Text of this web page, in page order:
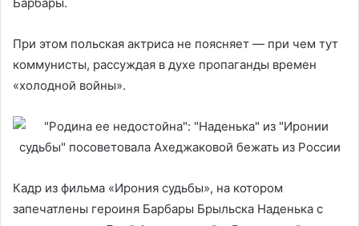
При этом польская актриса не поясняет — при чем тут
коммунисты, рассуждая в духе пропаганды времен
«холодной войны».
Кадр из фильма «Ирония судьбы», на котором
запечатлены героиня Барбары Брыльска Наденька с